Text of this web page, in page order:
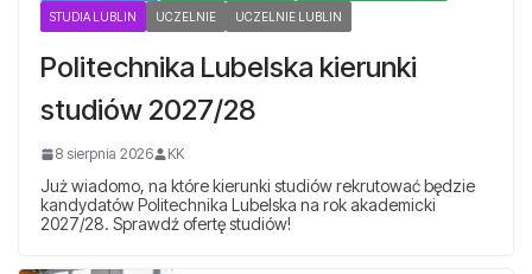
STUDIA LUBLIN UCZELNIE UCZELNIE LUBLIN
Politechnika Lubelska kierunki
studiów 2027/28
8 sierpnia 2026 KK
Już wiadomo, na które kierunki studiów rekrutować będzie
kandydatów Politechnika Lubelska na rok akademicki
2027/28. Sprawdź ofertę studiów!